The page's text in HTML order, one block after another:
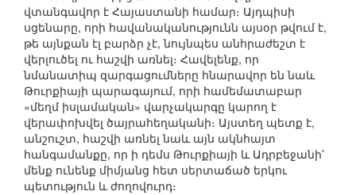
վտանգավոր է Հայաստանի համար։ Այդպիսի
սցենարը, որի հավանականությունն այսօր թվում է,
թե այնքան էլ բարձր չէ, նույնպես անհրաժեշտ է
վերլուծել ու հաշվի առնել։ Հավելենք, որ
նմանատիպ զարգացումները հնարավոր են նաև
Թուրքիայի պարագայում, որի համեմատաբար
«մեղմ իսլամական» վարչակարգը կարող է
վերափոխվել ծայրահեղականի։ Այստեղ պետք է,
անշուշտ, հաշվի առնել նաև այն ակնհայտ
հանգամանքը, որ ի դեմս Թուրքիայի և Ադրբեջանի՝
մենք ունենք միմյանց հետ սերտաճած երկու
պետություն և ժողովուրդ։